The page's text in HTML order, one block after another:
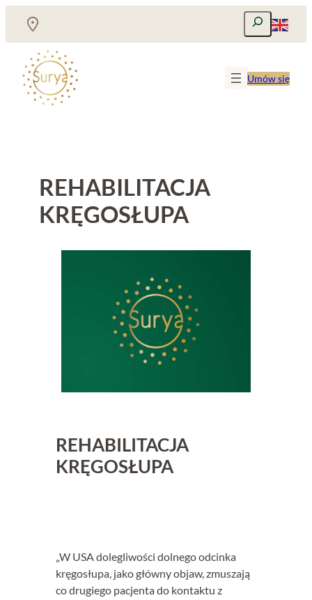
treści
Szukaj
Umów się
REHABILITACJA
KRĘGOSŁUPA
REHABILITACJA
KRĘGOSŁUPA
„W USA dolegliwości dolnego odcinka
kręgosłupa, jako główny objaw, zmuszają
co drugiego pacjenta do kontaktu z